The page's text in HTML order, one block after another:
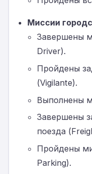
Миссии
Завершены
Driver).
Пройдены
(Vigilante).
Выполнены
Завершены
поезда
Пройдены
Parking).